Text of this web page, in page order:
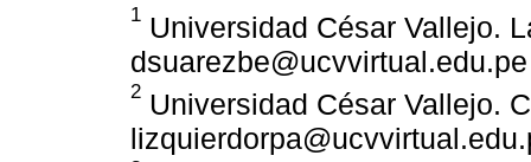
1 Universidad César Vallejo.
dsuarezbe@ucvvirtual.edu.pe
2 Universidad César Vallejo.